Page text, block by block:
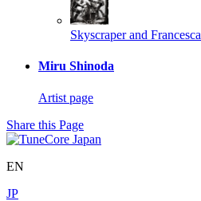
Skyscraper and Francesca
Miru Shinoda
Artist page
Share this Page
EN
JP